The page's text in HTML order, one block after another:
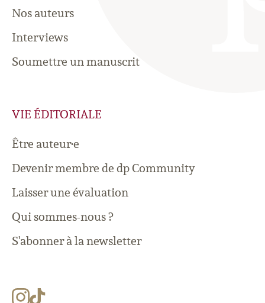
Nos auteurs
Interviews
Soumettre un manuscrit
VIE ÉDITORIALE
Être auteur·e
Devenir membre de dp Community
Laisser une évaluation
Qui sommes-nous ?
S'abonner à la newsletter